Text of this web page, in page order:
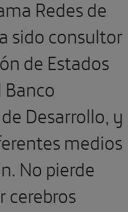
Redes de
sido consultor
de Estados
Desarrollo, y
medios
No pierde
cerebros